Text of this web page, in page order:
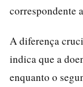
correspondente
A diferença
indica que a
enquanto o